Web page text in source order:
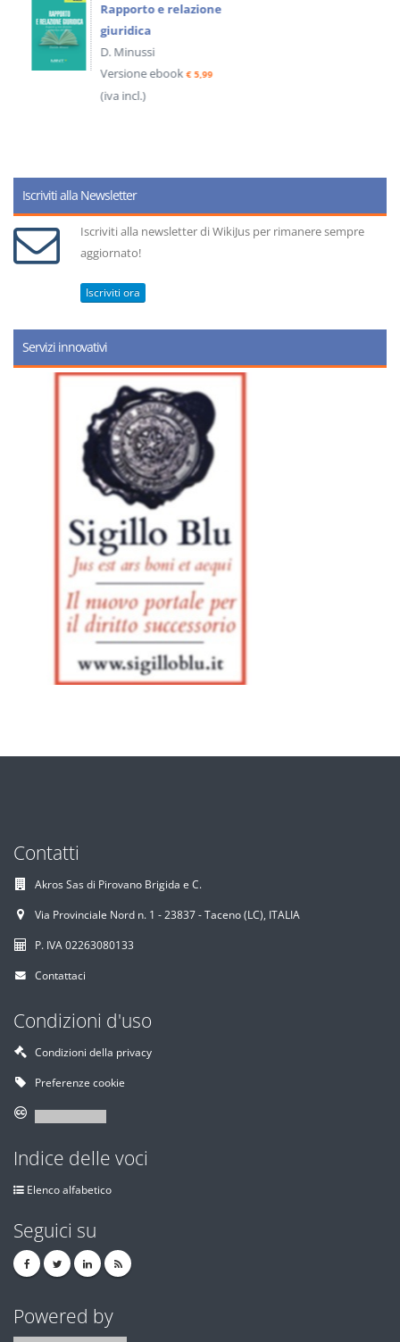
Rapporto e relazione
giuridica
D. Minussi
Versione ebook€ 5,99
(iva incl.)
Iscriviti alla Newsletter
Iscriviti alla newsletter di WikiJus per rimanere sempre
aggiornato!
Iscriviti ora
Servizi innovativi
Contatti
Akros Sas di Pirovano Brigida e C.
Via Provinciale Nord n. 1 - 23837 - Taceno (LC), ITALIA
P. IVA 02263080133
Contattaci
Condizioni d'uso
Condizioni della privacy
Preferenze cookie
Indice delle voci
Elenco alfabetico
Seguici su
Powered by